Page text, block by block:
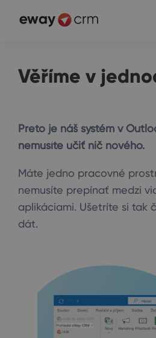
Věříme v
Preto je náš systém v
nemusíte učiť nič nového.
Máte jedno pracovné
nemusíte prepínať medzi
aplikáciami. Ušetríte si tak
dát.